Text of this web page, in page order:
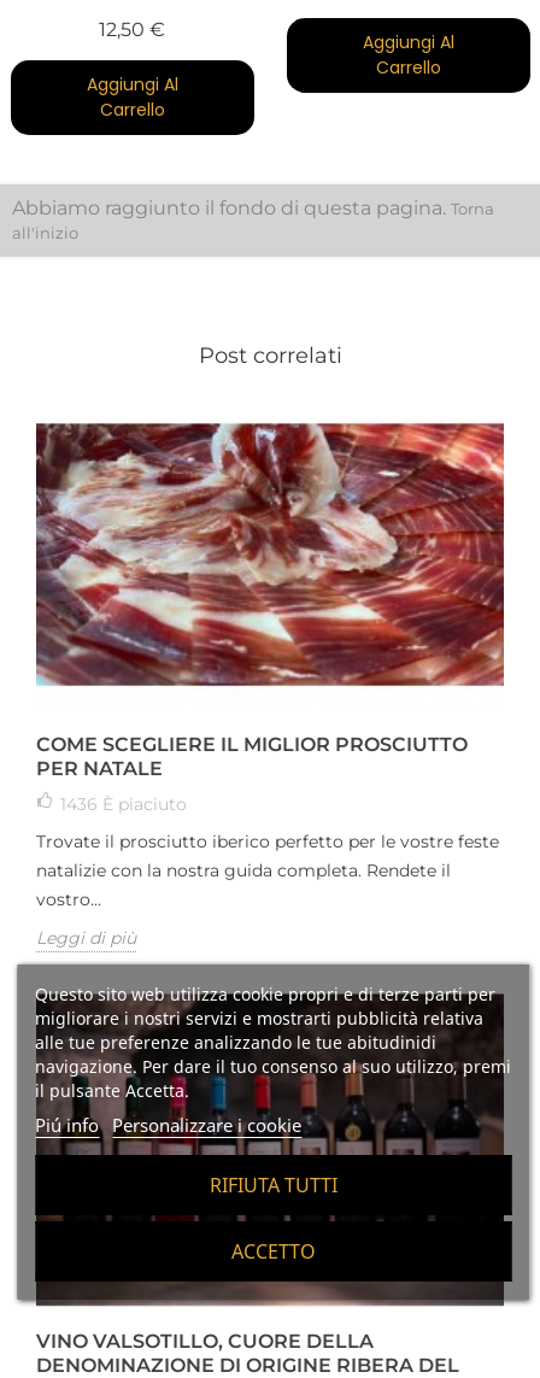
Questo sito web utilizza cookie propri e di terze parti per
migliorare i nostri servizi e mostrarti pubblicità relativa
alle tue preferenze analizzando le tue abitudinidi
navigazione. Per dare il tuo consenso al suo utilizzo, premi
il pulsante Accetta.
Piú info Personalizzare i cookie
RIFIUTA TUTTI
ACCETTO
12,50 €
Aggiungi Al
Carrello
Aggiungi Al
Carrello
Abbiamo raggiunto il fondo di questa pagina. Torna
all'inizio
Post correlati
COME SCEGLIERE IL MIGLIOR PROSCIUTTO
PER NATALE
1436 È piaciuto
Trovate il prosciutto iberico perfetto per le vostre feste
natalizie con la nostra guida completa. Rendete il
vostro...
Leggi di più
VINO VALSOTILLO, CUORE DELLA
DENOMINAZIONE DI ORIGINE RIBERA DEL